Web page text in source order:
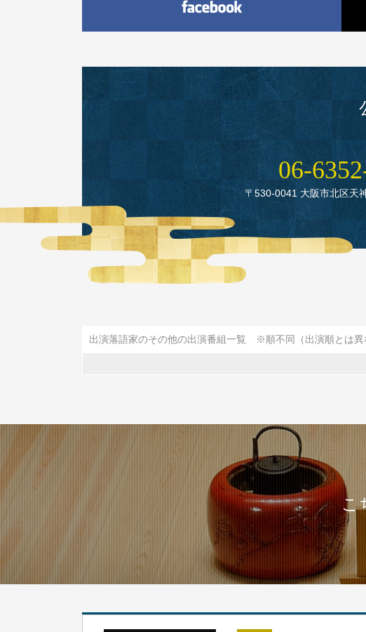
〒530‑0041 大阪市北区天
出演落語家のその他の出演番組一覧 ※順不同（出演順とは異
こ